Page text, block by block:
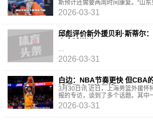
斯预计还需要两周时间康复。“山
情，他是中指关节骨折了，还在恢
2026-03-31
邱彪评价新外援贝利·斯蒂尔
2026-03-31
白边：NBA节奏更快 但CBA
球员不会频繁假摔
3月30日讯 近日，上海男篮外援怀
报的专访，谈到了多个话题。其中
NBA的区别。东方体育：你觉得
特
2026-03-31